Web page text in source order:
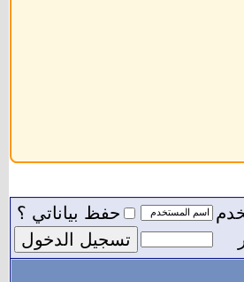
حفظ بياناتي ؟